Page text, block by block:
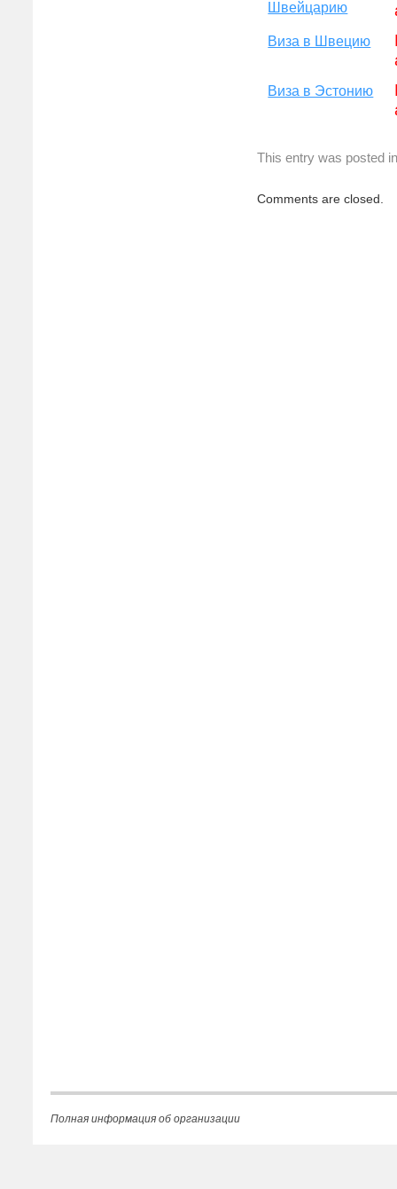
Швейцарию
Виза в Швецию
Виза в Эстонию
This entry was posted
Comments are closed.
Полная информация об организации